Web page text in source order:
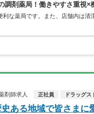
調剤薬局！働きやすさ重視×
な薬局です。また、店舗内は
剤師求人
正社員 ドラッグス
ある地域で皆さまに